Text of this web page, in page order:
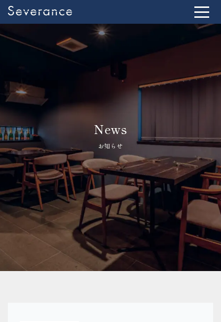
News
お知らせ